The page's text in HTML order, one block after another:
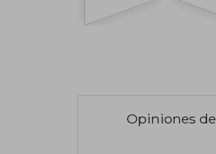
Opiniones